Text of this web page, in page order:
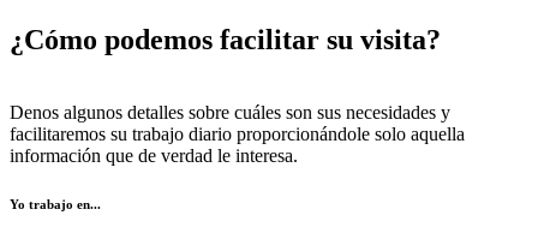
¿Cómo podemos facilitar su visita?
Denos algunos detalles sobre cuáles son sus necesidades y
facilitaremos su trabajo diario proporcionándole solo aquella
información que de verdad le interesa.
Yo trabajo en...